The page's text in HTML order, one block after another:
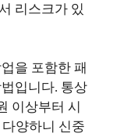
리스크가 있
을 포함한 패
입니다. 통상
이상부터 시
양하니 신중